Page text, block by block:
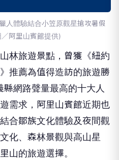
人體驗結合小笠原觀星搶攻暑假
阿里山賓館提供)
林旅遊景點，曾獲《紐約
推薦為值得造訪的旅遊勝
網路聲量最高的十大人
需求，阿里山賓館近期也
合鄒族文化體驗及夜間觀
化、森林景觀與高山星
山的旅遊選擇。